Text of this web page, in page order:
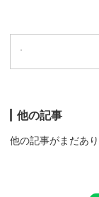
他の記事
他の記事がまだあり